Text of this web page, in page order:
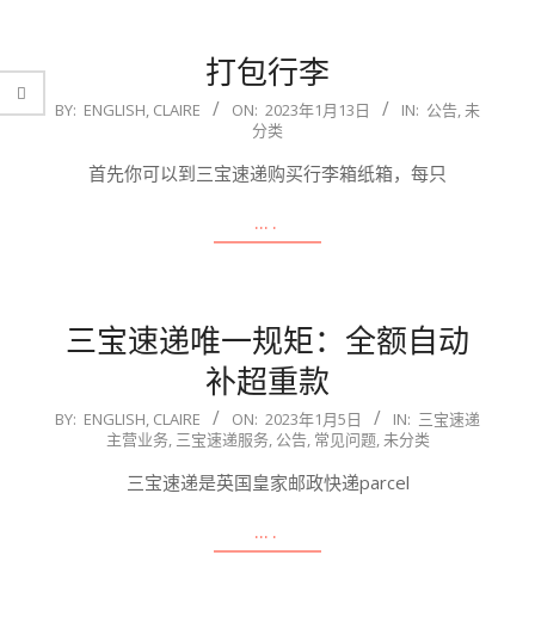
打包行李
2023-
BY: ENGLISH, CLAIRE ON: 2023年1月13日 IN: 公告,未
分类
首先你可以到三宝速递购买行李箱纸箱，每只
….
三宝速递唯一规矩：全额自动
补超重款
2023-
BY: ENGLISH, CLAIRE ON: 2023年1月5日 IN: 三宝速递
主营业务, 三宝速递服务, 公告, 常见问题,未分类
三宝速递是英国皇家邮政快递parcel
….